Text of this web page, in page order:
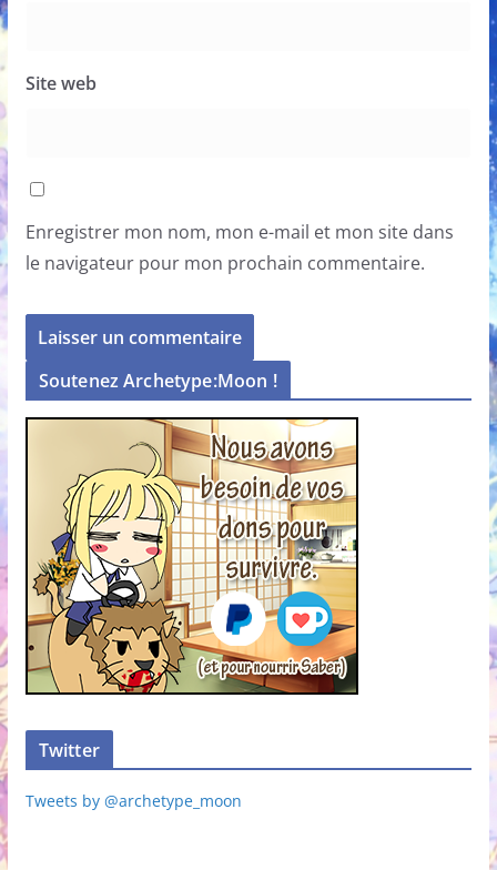
Site web
Enregistrer mon nom, mon e-mail et mon site dans
le navigateur pour mon prochain commentaire.
Soutenez Archetype:Moon !
Twitter
Tweets by @archetype_moon